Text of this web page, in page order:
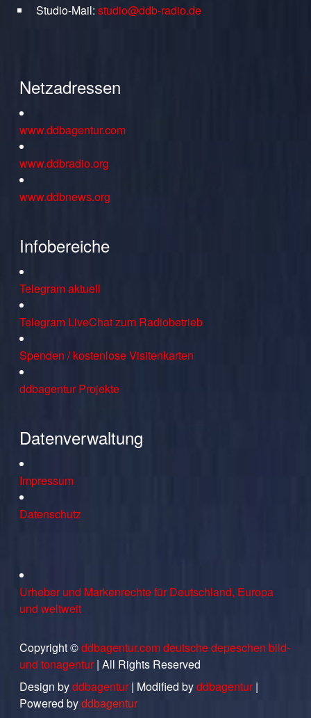
Studio-Mail: studio@ddb-radio.de
Netzadressen
www.ddbagentur.com
www.ddbradio.org
www.ddbnews.org
Infobereiche
Telegram aktuell
Telegram LiveChat zum Radiobetrieb
Spenden / kostenlose Visitenkarten
ddbagentur Projekte
Datenverwaltung
Impressum
Datenschutz
Urheber und Markenrechte für Deutschland, Europa
und weltweit
Copyright ©ddbagentur.com deutsche depeschen bild-
und tonagentur| All Rights Reserved
Design byddbagentur| Modified byddbagentur|
Powered byddbagentur